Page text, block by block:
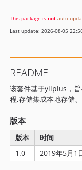
This package is not auto-
Last update: 2026-08-05
README
该套件基于yiiplus，旨
程,存储集成本地存储
版本
版本
时间
1.0
2019年5月1